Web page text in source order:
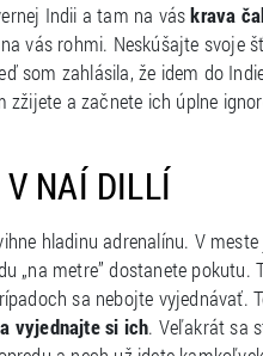
Indii a tam na váskrava
vás rohmi. Neskúšajte svoje
som zahlásila, že idem do
zžijete a začnete ich úplne
NAÍ DILLÍ
hladinu adrenalínu. V meste
„na metre” dostanete pokutu.
sa nebojte vyjednávať.
vyjednajte si ich. Veľakrát sa